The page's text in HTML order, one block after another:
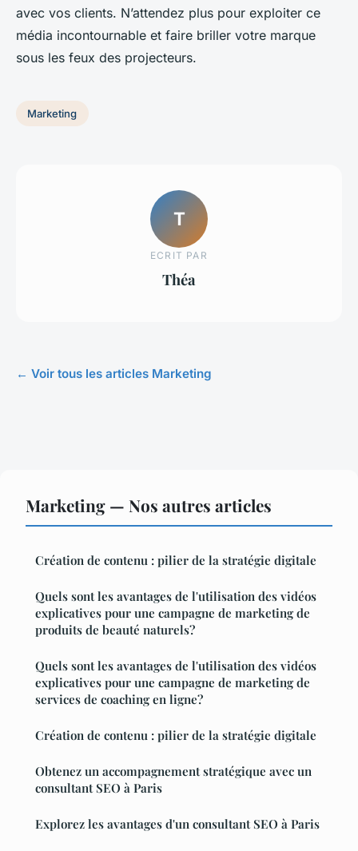
avec vos clients. N’attendez plus pour exploiter ce
média incontournable et faire briller votre marque
sous les feux des projecteurs.
Marketing
T
ECRIT PAR
Théa
← Voir tous les articles Marketing
Marketing — Nos autres articles
Création de contenu : pilier de la stratégie digitale
Quels sont les avantages de l'utilisation des vidéos
explicatives pour une campagne de marketing de
produits de beauté naturels?
Quels sont les avantages de l'utilisation des vidéos
explicatives pour une campagne de marketing de
services de coaching en ligne?
Création de contenu : pilier de la stratégie digitale
Obtenez un accompagnement stratégique avec un
consultant SEO à Paris
Explorez les avantages d'un consultant SEO à Paris